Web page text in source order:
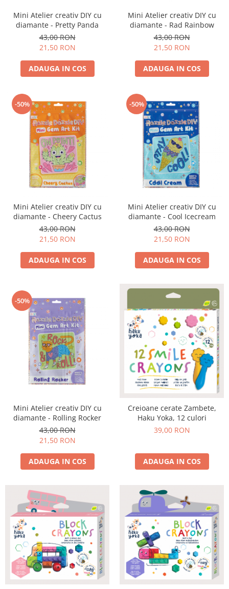
Mini Atelier creativ DIY cu
diamante - Pretty Panda
43,00 RON
21,50 RON
ADAUGA IN COS
Mini Atelier creativ DIY cu
diamante - Rad Rainbow
43,00 RON
21,50 RON
ADAUGA IN COS
-50%
Mini Atelier creativ DIY cu
diamante - Cheery Cactus
43,00 RON
21,50 RON
ADAUGA IN COS
-50%
Mini Atelier creativ DIY cu
diamante - Cool Icecream
43,00 RON
21,50 RON
ADAUGA IN COS
-50%
Mini Atelier creativ DIY cu
diamante - Rolling Rocker
43,00 RON
21,50 RON
ADAUGA IN COS
Creioane cerate Zambete,
Haku Yoka, 12 culori
39,00 RON
ADAUGA IN COS